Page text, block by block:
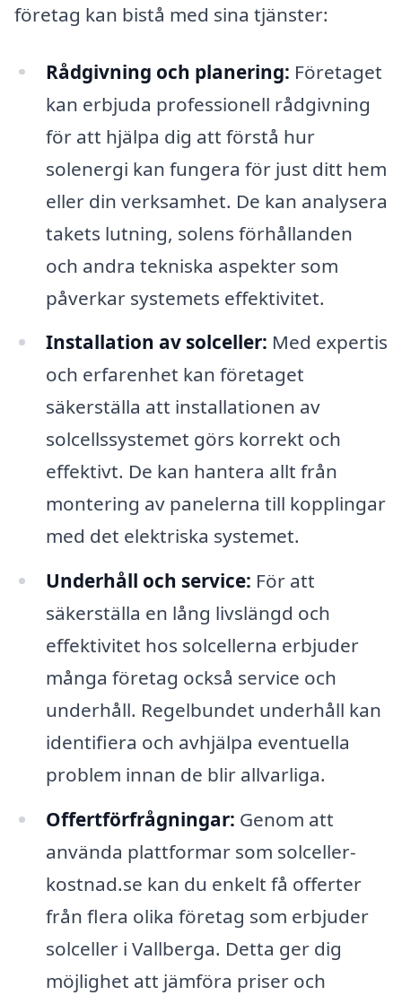
företag kan bistå med sina tjänster:
Rådgivning och planering: Företaget
kan erbjuda professionell rådgivning
för att hjälpa dig att förstå hur
solenergi kan fungera för just ditt hem
eller din verksamhet. De kan analysera
takets lutning, solens förhållanden
och andra tekniska aspekter som
påverkar systemets effektivitet.
Installation av solceller: Med expertis
och erfarenhet kan företaget
säkerställa att installationen av
solcellssystemet görs korrekt och
effektivt. De kan hantera allt från
montering av panelerna till kopplingar
med det elektriska systemet.
Underhåll och service: För att
säkerställa en lång livslängd och
effektivitet hos solcellerna erbjuder
många företag också service och
underhåll. Regelbundet underhåll kan
identifiera och avhjälpa eventuella
problem innan de blir allvarliga.
Offertförfrågningar: Genom att
använda plattformar som solceller-
kostnad.se kan du enkelt få offerter
från flera olika företag som erbjuder
solceller i Vallberga. Detta ger dig
möjlighet att jämföra priser och